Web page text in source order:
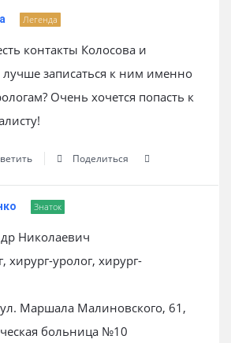
Легенда
контакты Колосова и
лучше записаться к ним именно
Очень хочется попасть к
Поделиться
Знаток
Николаевич
хирург-уролог, хирург-
ул. Маршала Малиновского, 61,
больница №10